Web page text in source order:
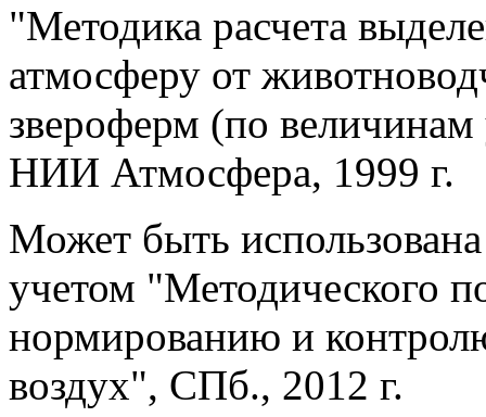
"Методика расчета
атмосферу от
звероферм (по
НИИ Атмосфера, 1999 г.
Может быть
учетом "Методического
нормированию и
воздух", СПб., 2012 г.